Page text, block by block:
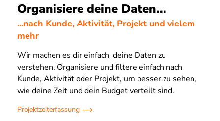
Organisiere deine Daten...
...nach Kunde, Aktivität, Projekt und vielem
mehr
Wir machen es dir einfach, deine Daten zu
verstehen. Organisiere und filtere einfach nach
Kunde, Aktivität oder Projekt, um besser zu sehen,
wie deine Zeit und dein Budget verteilt sind.
Projektzeiterfassung